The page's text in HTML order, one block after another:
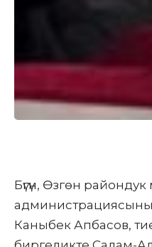
Бүгүн, Өзгөн
Каныбек Апбасов,